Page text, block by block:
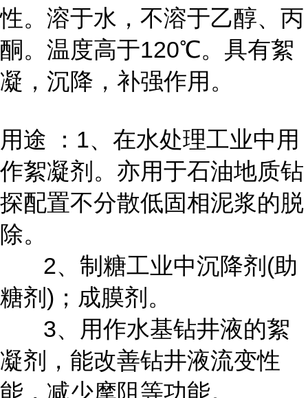
性。溶于水，不溶于乙醇、丙
酮。温度高于120℃。具有絮
凝，沉降，补强作用。
用途 ：1、在水处理工业中用
作絮凝剂。亦用于石油地质钻
探配置不分散低固相泥浆的脱
除。
2、制糖工业中沉降剂(助
糖剂)；成膜剂。
3、用作水基钻井液的絮
凝剂，能改善钻井液流变性
能，减少摩阻等功能。